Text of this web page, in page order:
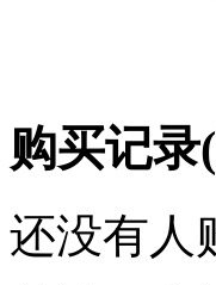
购买记录
还没有人